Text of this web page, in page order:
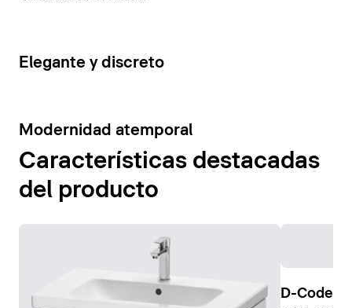
15
Elegante y discreto
10
Modernidad atemporal
Características destacadas
del producto
D-Code